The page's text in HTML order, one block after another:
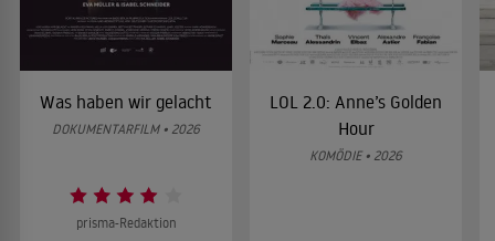
Was haben wir gelacht
DOKUMENTARFILM • 2026
prisma-Redaktion
LOL 2.0: Anne’s Golden
Hour
KOMÖDIE • 2026